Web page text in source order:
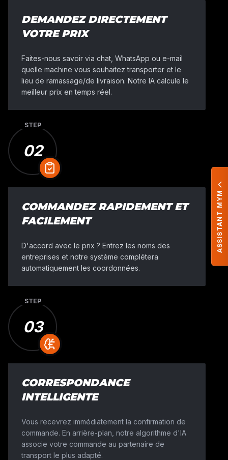
C'EST COMME ÇA QUE NOTRE PLATEFORME
FONCTIONNE
TRANSPORT DE CHARIOT
ÉLÉVATEUR
Chez Move Your Machine, nous combinons la vitesse
ordinateurs avec notre expérience sectorielle pour
des machines. Pour vous, cela fonctionne en 4
DEMANDEZ DIRECTEMENT
VOTRE PRIX
Faites-nous savoir via chat, WhatsApp ou e-mail
quelle machine vous souhaitez transporter et le
lieu de ramassage/de livraison. Notre IA calcule le
meilleur prix en temps réel.
STEP
02
COMMANDEZ RAPIDEMENT ET
FACILEMENT
D'accord avec le prix ? Entrez les noms des
entreprises et notre système complétera
automatiquement les coordonnées.
STEP
03
CORRESPONDANCE
INTELLIGENTE
Vous recevrez immédiatement la confirmation de
commande. En arrière-plan, notre algorithme d'IA
associe votre commande au partenaire de
transport le plus adapté.
ASSISTANT MYM